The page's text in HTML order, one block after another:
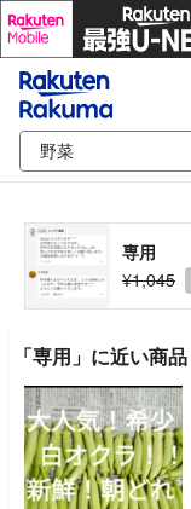
専用
¥1,045
「専用」に近い商品